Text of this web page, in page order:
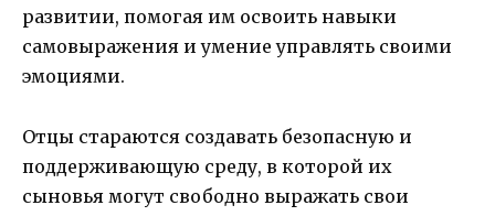
развитии, помогая им освоить навыки
самовыражения и умение управлять своими
эмоциями.
Отцы стараются создавать безопасную и
поддерживающую среду, в которой их
сыновья могут свободно выражать свои